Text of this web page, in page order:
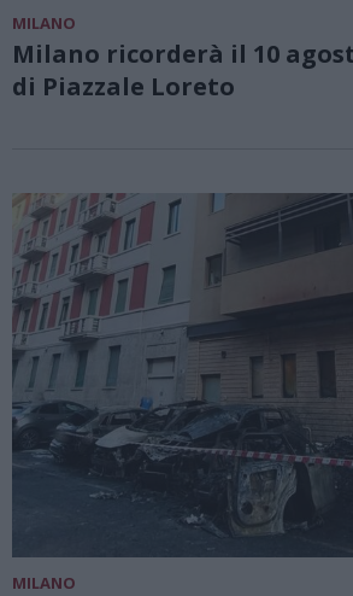
MILANO
Milano ricorderà il 10
di Piazzale Loreto
MILANO